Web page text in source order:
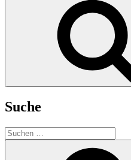
Suche
Suchen
nach: